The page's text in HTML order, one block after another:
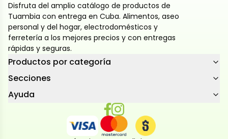
Disfruta del amplio catálogo de productos de
Tuambia con entrega en Cuba. Alimentos, aseo
personal y del hogar, electrodomésticos y
ferretería a los mejores precios y con entregas
rápidas y seguras.
Productos por categoría
Secciones
Ayuda